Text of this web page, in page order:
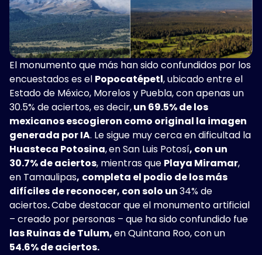
El monumento que más han sido confundidos por los
encuestados es el Popocatépetl, ubicado entre el
Estado de México, Morelos y Puebla, con apenas un
30.5% de aciertos, es decir,un 69.5% de los
mexicanos escogieron como original la imagen
generada por IA. Le sigue muy cerca en dificultad la
Huasteca Potosina,en San Luis Potosí, con un
30.7% de aciertos, mientras que Playa Miramar,
en Tamaulipas, completa el podio de los más
difíciles de reconocer, con solo un34% de
aciertos.Cabe destacar que el monumento artificial
– creado por personas – que ha sido confundido fue
las Ruinas de Tulum,en Quintana Roo, con un
54.6% de aciertos.